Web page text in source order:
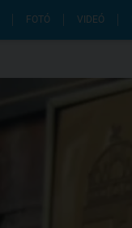
FOTÓ VIDEÓ